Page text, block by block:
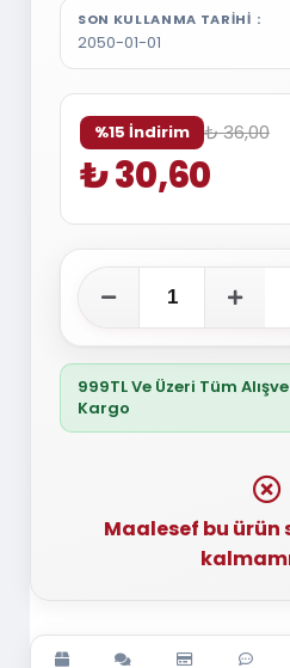
SON KULLANMA TARIHI
2050-01-01
%15 İndirim ₺ 36,00
₺ 30,60
999TL Ve Üzeri Tüm
Kargo
Maalesef bu ürün